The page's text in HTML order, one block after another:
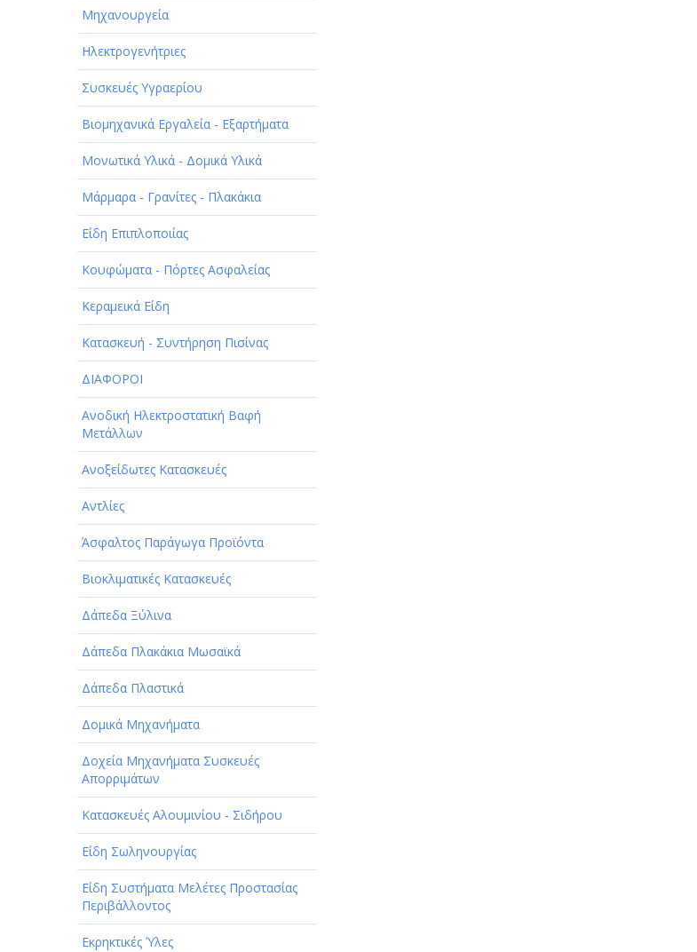
Μηχανουργεία
Ηλεκτρογενήτριες
Συσκευές Υγραερίου
Βιομηχανικά Εργαλεία - Εξαρτήματα
Μονωτικά Υλικά - Δομικά Υλικά
Μάρμαρα - Γρανίτες - Πλακάκια
Είδη Επιπλοποιίας
Κουφώματα - Πόρτες Ασφαλείας
Κεραμεικά Είδη
Κατασκευή - Συντήρηση Πισίνας
ΔΙΑΦΟΡΟΙ
Ανοδική Ηλεκτροστατική Βαφή
Μετάλλων
Ανοξείδωτες Κατασκευές
Αντλίες
Άσφαλτος Παράγωγα Προϊόντα
Βιοκλιματικές Κατασκευές
Δάπεδα Ξύλινα
Δάπεδα Πλακάκια Μωσαϊκά
Δάπεδα Πλαστικά
Δομικά Μηχανήματα
Δοχεία Μηχανήματα Συσκευές
Απορριμάτων
Κατασκευές Αλουμινίου - Σιδήρου
Είδη Σωληνουργίας
Είδη Συστήματα Μελέτες Προστασίας
Περιβάλλοντος
Εκρηκτικές Ύλες